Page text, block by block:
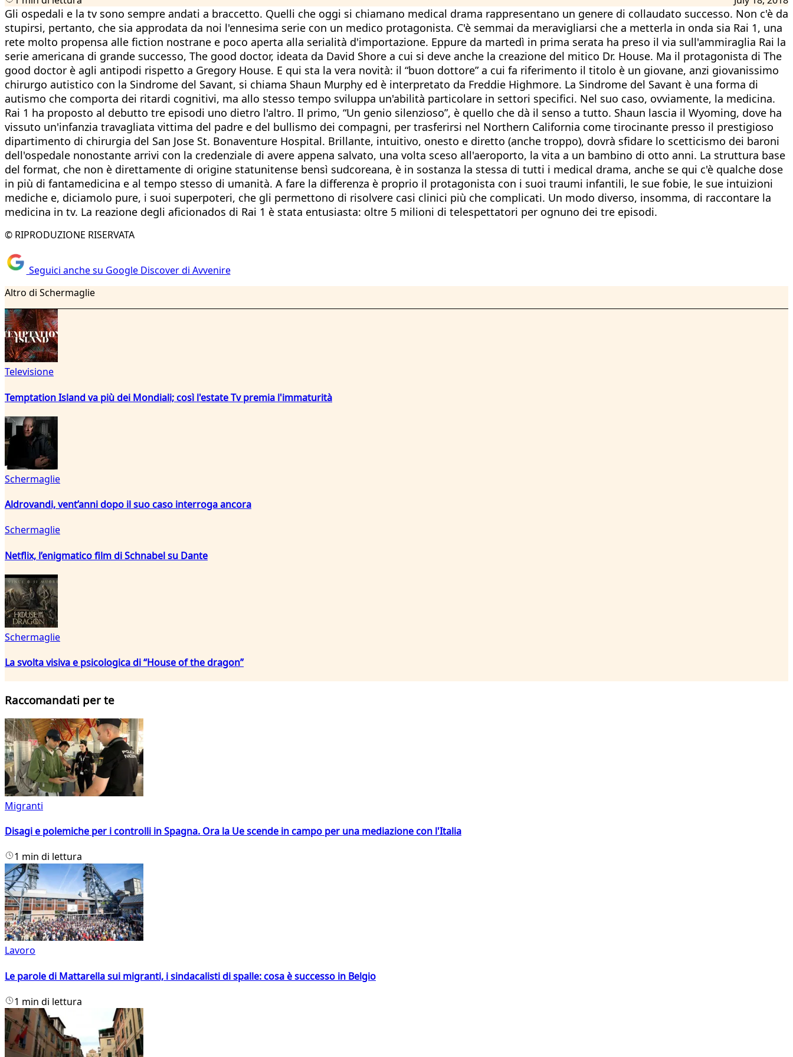
Gli ospedali e la tv sono sempre andati a braccetto. Quelli che oggi si chiamano medical drama rappresentano un genere di collaudato successo. Non c'è da
stupirsi, pertanto, che sia approdata da noi l'ennesima serie con un medico protagonista. C'è semmai da meravigliarsi che a metterla in onda sia Rai 1, una
rete molto propensa alle fiction nostrane e poco aperta alla serialità d'importazione. Eppure da martedì in prima serata ha preso il via sull'ammiraglia Rai la
serie americana di grande successo, The good doctor, ideata da David Shore a cui si deve anche la creazione del mitico Dr. House. Ma il protagonista di The
good doctor è agli antipodi rispetto a Gregory House. E qui sta la vera novità: il “buon dottore” a cui fa riferimento il titolo è un giovane, anzi giovanissimo
chirurgo autistico con la Sindrome del Savant, si chiama Shaun Murphy ed è interpretato da Freddie Highmore. La Sindrome del Savant è una forma di
autismo che comporta dei ritardi cognitivi, ma allo stesso tempo sviluppa un'abilità particolare in settori specifici. Nel suo caso, ovviamente, la medicina.
Rai 1 ha proposto al debutto tre episodi uno dietro l'altro. Il primo, “Un genio silenzioso”, è quello che dà il senso a tutto. Shaun lascia il Wyoming, dove ha
vissuto un'infanzia travagliata vittima del padre e del bullismo dei compagni, per trasferirsi nel Northern California come tirocinante presso il prestigioso
dipartimento di chirurgia del San Jose St. Bonaventure Hospital. Brillante, intuitivo, onesto e diretto (anche troppo), dovrà sfidare lo scetticismo dei baroni
dell'ospedale nonostante arrivi con la credenziale di avere appena salvato, una volta sceso all'aeroporto, la vita a un bambino di otto anni. La struttura base
del format, che non è direttamente di origine statunitense bensì sudcoreana, è in sostanza la stessa di tutti i medical drama, anche se qui c'è qualche dose
in più di fantamedicina e al tempo stesso di umanità. A fare la differenza è proprio il protagonista con i suoi traumi infantili, le sue fobie, le sue intuizioni
mediche e, diciamolo pure, i suoi superpoteri, che gli permettono di risolvere casi clinici più che complicati. Un modo diverso, insomma, di raccontare la
medicina in tv. La reazione degli aficionados di Rai 1 è stata entusiasta: oltre 5 milioni di telespettatori per ognuno dei tre episodi.
© RIPRODUZIONE RISERVATA
Seguici anche su Google Discover di Avvenire
Altro di Schermaglie
Televisione
Temptation Island va più dei Mondiali; così l'estate Tv premia l'immaturità
Schermaglie
Aldrovandi, vent’anni dopo il suo caso interroga ancora
Schermaglie
Netflix, l’enigmatico film di Schnabel su Dante
Schermaglie
La svolta visiva e psicologica di “House of the dragon”
Raccomandati per te
Migranti
Disagi e polemiche per i controlli in Spagna. Ora la Ue scende in campo per una mediazione con l'Italia
1 min di lettura
Lavoro
Le parole di Mattarella sui migranti, i sindacalisti di spalle: cosa è successo in Belgio
1 min di lettura